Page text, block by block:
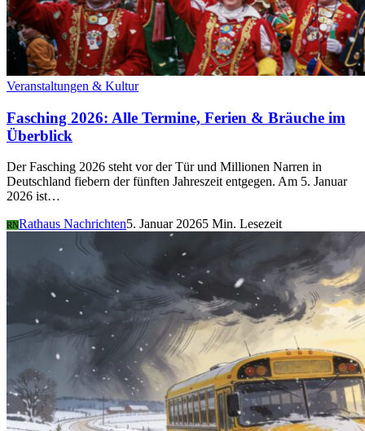
Veranstaltungen & Kultur
Fasching 2026: Alle Termine, Ferien & Bräuche im
Überblick
Der Fasching 2026 steht vor der Tür und Millionen Narren in
Deutschland fiebern der fünften Jahreszeit entgegen. Am 5. Januar
2026 ist…
RNRathaus Nachrichten5. Januar 20265 Min. Lesezeit